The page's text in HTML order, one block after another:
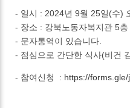
- 일시 : 2024년 9월 25일(수)
- 장소 : 강북노동자복지관 5
- 문자통역이 있습니다.
- 점심으로 간단한 식사(비건
- 참여신청 : https://